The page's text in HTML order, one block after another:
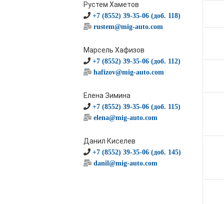
Рустем Хаметов
+7 (8552) 39-35-06 (доб. 118)
rustem@mig-auto.com
Марсель Хафизов
+7 (8552) 39-35-06 (доб. 112)
hafizov@mig-auto.com
Елена Зимина
+7 (8552) 39-35-06 (доб. 115)
elena@mig-auto.com
Данил Киселев
+7 (8552) 39-35-06 (доб. 145)
danil@mig-auto.com